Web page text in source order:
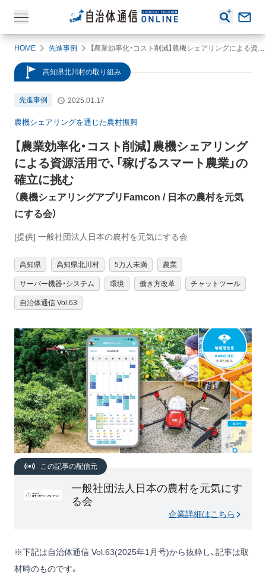
HOME 先進事例 【農業効率化・コスト削減】農機シェアリングによる資源活用で、「稼げるスマート農業」の確立に挑む（農機シェアリングアプリFamcon / 日本の農村を元気にする会）
高知県北川村の取り組み
先進事例 2025.01.17
農機シェアリングを通じた農村振興
【農業効率化・コスト削減】 農機シェアリング
による資源活用で、「稼げるスマート農業」の
確立に挑む
（農機シェアリングアプリFamcon / 日本の農村を元気
にする会）
[提供] 一般社団法人日本の農村を元気にする会
高知県 高知県北川村 5万人未満 農業
サーバー機器・システム 環境 働き方改革 チャットツール
自治体通信 Vol.63
この記事の配信元
一般社団法人日本の農村を元気にす
る会
企業詳細はこちら
※下記は自治体通信 Vol.63(2025年1月号)から抜粋し、記事は取
材時のものです。